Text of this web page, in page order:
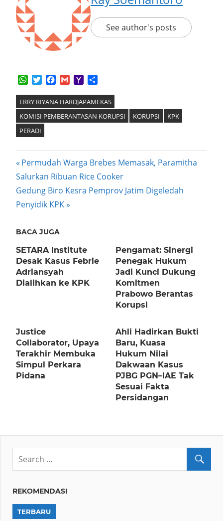
See author's posts
WhatsApp
TwitterFacebook
GmailYahoo
ERRY RIYANA HARDJAPAMEKAS
KOMISI PEMBERANTASAN KORUPSI
KORUPSI
KPK
PERADI
Post
navigation
Previous
Post:
Permudah Warga Brebes Memasak, Paramitha
Salurkan Ribuan Rice Cooker
Next
Post:
Gedung Biro Kesra Pemprov Jatim Digeledah
Penyidik KPK
BACA JUGA
SETARA Institute
Desak Kasus Febrie
Adriansyah
Dialihkan ke KPK
Pengamat: Sinergi
Penegak Hukum
Jadi Kunci Dukung
Komitmen
Prabowo Berantas
Korupsi
Justice
Collaborator, Upaya
Terakhir Membuka
Simpul Perkara
Pidana
Ahli Hadirkan Bukti
Baru, Kuasa
Hukum Nilai
Dakwaan Kasus
PJBG PGN–IAE Tak
Sesuai Fakta
Persidangan
REKOMENDASI
TERBARU